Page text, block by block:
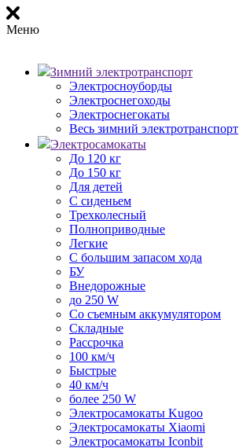
Меню
Зимний электротранспорт
Электросноуборды
Электроснегоходы
Электроснегокаты
Весь зимний электротранспорт
Электросамокаты
До 120 кг
До 150 кг
Для детей
С сиденьем
Трехколесный
Полноприводные
Легкие
С большим запасом хода
БУ
Внедорожные
до 250 W
Со съемным аккумулятором
Складные
Рассрочка
100 км/ч
Быстрые
40 км/ч
более 250 W
Электросамокаты Kugoo
Электросамокаты Xiaomi
Электросамокаты Iconbit